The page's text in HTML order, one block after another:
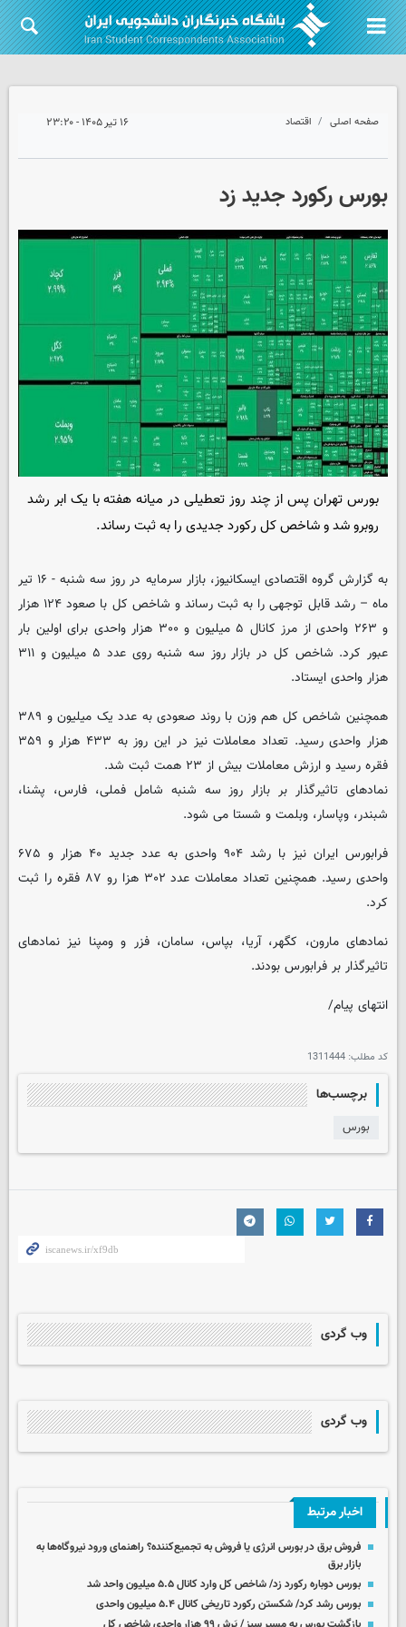
صفحه اصلی اقتصاد ۱۶ تیر ۱۴۰۵ - ۲۳:۲۰
بورس رکورد جدید زد
بورس تهران پس از چند روز تعطیلی در میانه هفته با یک ابر رشد
روبرو شد و شاخص کل رکورد جدیدی را به ثبت رساند.
به گزارش گروه اقتصادی ایسکانیوز، بازار سرمایه در روز سه شنبه - ۱۶ تیر
ماه – رشد قابل توجهی را به ثبت رساند و شاخص کل با صعود ۱۲۴ هزار
و ۲۶۳ واحدی از مرز کانال ۵ میلیون و ۳۰۰ هزار واحدی برای اولین بار
عبور کرد. شاخص کل در بازار روز سه شنبه روی عدد ۵ میلیون و ۳۱۱
هزار واحدی ایستاد.
همچنین شاخص کل هم وزن با روند صعودی به عدد یک میلیون و ۳۸۹
هزار واحدی رسید. تعداد معاملات نیز در این روز به ۴۳۳ هزار و ۳۵۹
فقره رسید و ارزش معاملات بیش از ۲۳ همت ثبت شد.
نمادهای تاثیرگذار بر بازار روز سه شنبه شامل فملی، فارس، پشنا،
شبندر، وپاسار، وبلمت و شستا می شود.
فرابورس ایران نیز با رشد ۹۰۴ واحدی به عدد جدید ۴۰ هزار و ۶۷۵
واحدی رسید. همچنین تعداد معاملات عدد ۳۰۲ هزا رو ۸۷ فقره را ثبت
کرد.
نمادهای مارون، کگهر، آریا، بپاس، سامان، فزر و ومپنا نیز نمادهای
تاثیرگذار بر فرابورس بودند.
انتهای پیام/
کد مطلب: 1311444
برچسب‌ها
بورس
وب گردی
وب گردی
اخبار مرتبط
فروش برق در بورس انرژی یا فروش به تجمیع‌کننده؟ راهنمای ورود نیروگاه‌ها به
بازار برق
بورس دوباره رکورد زد/ شاخص کل وارد کانال ۵.۵ میلیون واحد شد
بورس رشد کرد/ شکستن رکورد تاریخی کانال ۵.۴ میلیون واحدی